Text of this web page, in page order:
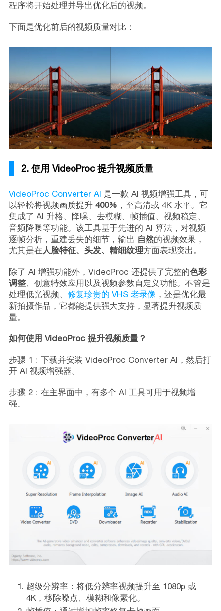
程序将开始处理并导出优化后的视频。
下面是优化前后的视频质量对比：
2. 使用 VideoProc 提升视频质量
VideoProc Converter AI 是一款 AI 视频增强工具，可
以轻松将视频画质提升 400% ，至高清或 4K 水平。它
集成了 AI 升格、降噪、去模糊、帧插值、视频稳定、
音频降噪等功能。该工具基于先进的 AI 算法，对视频
逐帧分析，重建丢失的细节，输出 自然的视频效果，
尤其是在人脸特征、头发、精细纹理方面表现突出。
除了 AI 增强功能外，VideoProc 还提供了完整的色彩
调整、创意特效应用以及视频参数自定义功能。不管是
处理低光视频、 修复珍贵的 VHS 老录像 ，还是优化最
新拍摄作品，它都能提供强大支持，显著提升视频质
量。
如何使用 VideoProc 提升视频质量？
步骤 1：下载并安装 VideoProc Converter AI，然后打
开 AI 视频增强器。
步骤 2：在主界面中，有多个 AI 工具可用于视频增
强。
超级分辨率：将低分辨率视频提升至 1080p 或
4K，移除噪点、模糊和像素化。